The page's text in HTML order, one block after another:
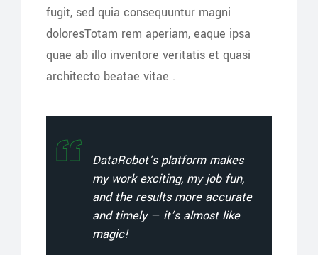
fugit, sed quia consequuntur magni
doloresTotam rem aperiam, eaque ipsa
quae ab illo inventore veritatis et quasi
architecto beatae vitae .
DataRobot’s platform makes
my work exciting, my job fun,
and the results more accurate
and timely — it’s almost like
magic!